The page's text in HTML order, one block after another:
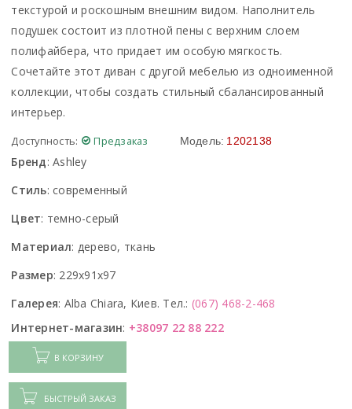
текстурой и роскошным внешним видом. Наполнитель
подушек состоит из плотной пены с верхним слоем
полифайбера, что придает им особую мягкость.
Сочетайте этот диван с другой мебелью из одноименной
коллекции, чтобы создать стильный сбалансированный
интерьер.
Доступность: Предзаказ Модель: 1202138
Бренд:Ashley
Стиль: современный
Цвет: темно-серый
Материал: дерево, ткань
Размер: 229x91x97
Галерея: Alba Chiara, Киев. Тел.: (067) 468-2-468
Интернет-магазин: +38097 22 88 222
В КОРЗИНУ
БЫСТРЫЙ ЗАКАЗ